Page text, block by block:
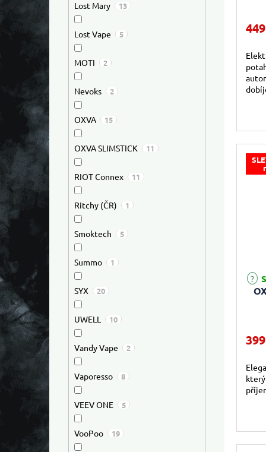
Lost Mary 13
Lost Vape 5
MOTI 2
Nevoks 2
OXVA 15
OXVA SLIMSTICK 11
RIOT Connex 11
Ritchy (ČR) 1
Smoktech 5
Summo 1
SYX 20
UWELL 10
Vandy Vape 2
Vaporesso 8
VEEV ONE 5
VooPoo 19